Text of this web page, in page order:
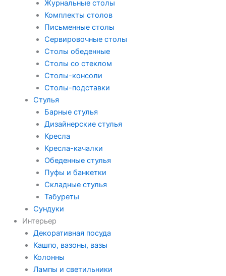
Журнальные столы
Комплекты столов
Письменные столы
Сервировочные столы
Столы обеденные
Столы со стеклом
Столы-консоли
Столы-подставки
Стулья
Барные стулья
Дизайнерские стулья
Кресла
Кресла-качалки
Обеденные стулья
Пуфы и банкетки
Складные стулья
Табуреты
Сундуки
Интерьер
Декоративная посуда
Кашпо, вазоны, вазы
Колонны
Лампы и светильники